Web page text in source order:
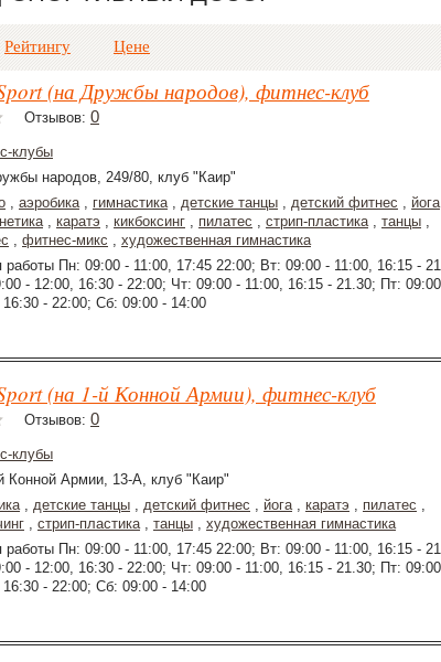
Рейтингу Цене
(на Дружбы народов), фитнес-клуб
Отзывов: 0
клубы
народов, 249/80, клуб "Каир"
, аэробика, гимнастика, детские танцы , детский фитнес , йога
, каратэ , кикбоксинг , пилатес , стрип-пластика, танцы ,
, фитнес-микс , художественная гимнастика
работы Пн: 09:00 - 11:00, 17:45 22:00; Вт: 09:00 - 11:00, 16:15 -
- 12:00, 16:30 - 22:00; Чт: 09:00 - 11:00, 16:15 - 21.30; Пт:
16:30 - 22:00; Сб: 09:00 - 14:00
(на 1-й Конной Армии), фитнес-клуб
Отзывов: 0
клубы
Конной Армии, 13-А, клуб "Каир"
, детские танцы , детский фитнес , йога, каратэ , пилатес ,
, стрип-пластика, танцы , художественная гимнастика
работы Пн: 09:00 - 11:00, 17:45 22:00; Вт: 09:00 - 11:00, 16:15 -
- 12:00, 16:30 - 22:00; Чт: 09:00 - 11:00, 16:15 - 21.30; Пт:
16:30 - 22:00; Сб: 09:00 - 14:00